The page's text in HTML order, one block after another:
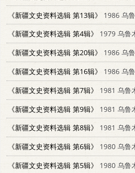
《新疆文史资料选辑 第13辑》
1986 乌
《新疆文史资料选辑 第4辑》
1979 乌鲁木
《新疆文史资料选辑 第20辑》
1986 乌鲁
《新疆文史资料选辑 第16辑》
1986 乌鲁
《新疆文史资料选辑 第7辑》
1981 乌鲁木
《新疆文史资料选辑 第9辑》
1981 乌鲁木
《新疆文史资料选辑 第8辑》
1981 乌鲁木
《新疆文史资料选辑 第6辑》
1980 乌鲁木
《新疆文史资料选辑 第5辑》
1980 乌鲁木